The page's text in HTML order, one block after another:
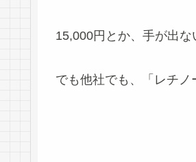
15,000円とか、手が出な
でも他社でも、「レチノ